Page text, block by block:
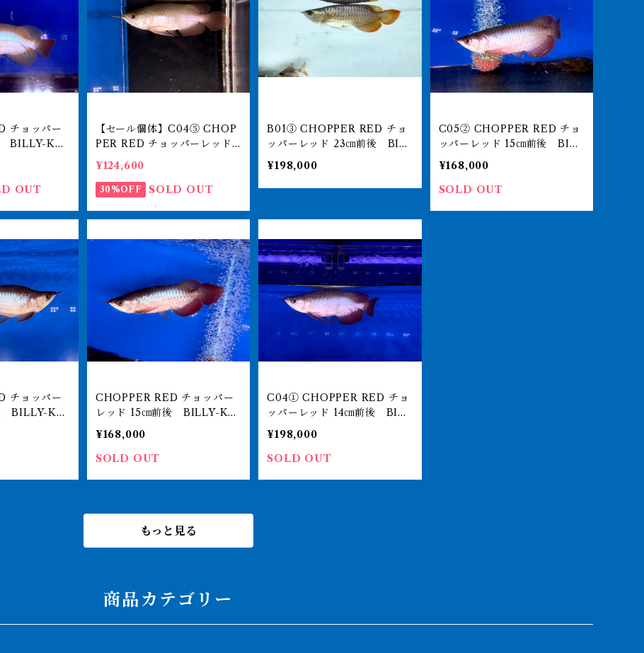
チョッパー
アアロワ
250-0097
OUT
【セール個体】C04⑤ CHOP
PER RED チョッパーレッド 1
0㎝前後 BILLY-KENオリジ
ナル アジアアロワナ 紅龍シ
ョート 250-009773
¥124,600
30%OFF SOLD OUT
B01③ CHOPPER RED チョ
ッパーレッド 23㎝前後 BILL
Y-KENオリジナル アジアアロ
ワナ 紅龍ショート 250-00
7142
¥198,000
C05② CHOPPER RED チョ
ッパーレッド 15㎝前後 BILL
Y-KENオリジナル アジアアロ
ワナ 紅龍ショート 250-00
7143
¥168,000
SOLD OUT
チョッパー
アアロワ
250-0071
CHOPPER RED チョッパー
レッド 15㎝前後 BILLY-KE
Nオリジナル アジアアロワ
ナ 紅龍ショート 250-0071
40
¥168,000
SOLD OUT
C04① CHOPPER RED チョ
ッパーレッド 14㎝前後 BILL
Y-KENオリジナル アジアアロ
ワナ 紅龍ショート 250-00
7141
¥198,000
SOLD OUT
もっと見る
商品カテゴリー